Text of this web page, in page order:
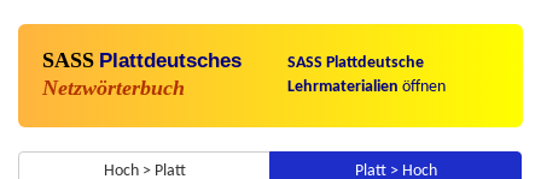
SASS Plattdeutsches
Netzwörterbuch
SASS Plattdeutsche
Lehrmaterialien öffnen
Hoch > Platt Platt > Hoch